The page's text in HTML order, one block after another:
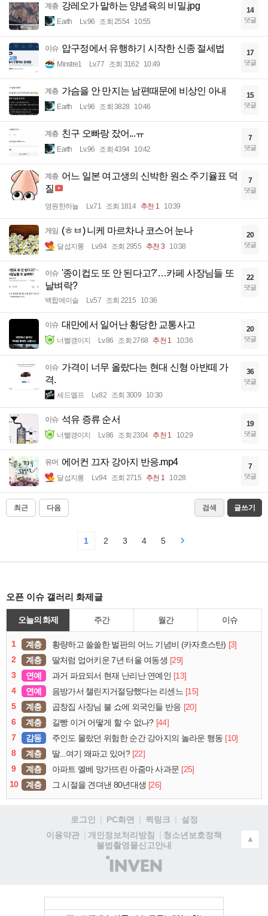
계층 강레오가 말하는 양념육의 비밀.jpg
Earth Lv.96 조회 2554 10:55
14
댓글
이슈 압구정에서 유행하기 시작한 신종 절세법
Minstre1 Lv.77 조회 3162 10:49
17
댓글
계층 가슴을 안 만지는 남편때문에 비상인 아내
Earth Lv.96 조회 3828 10:46
15
댓글
계층 친구 오빠랑 잤어...ㅠ
Earth Lv.96 조회 4394 10:42
7
댓글
계층 어느 일본 여고생의 신박한 원소 주기율표 덕
질
영원한하늘 Lv.71 조회 1814 추천 1 10:39
7
댓글
게임 (ㅎㅂ) 니케 마르차나 코스어 눈나
달섭지롱 Lv.94 조회 2955 추천 3 10:38
20
댓글
이슈 '종이컵도 또 안 된다고?'…카페 사장님들 또
날벼락?
백합에이슬 Lv.57 조회 2215 10:36
22
댓글
이슈 대만에서 일어난 황당한 교통사고
너빨갱이지 Lv.86 조회 2768 추천 1 10:36
20
댓글
이슈 가격이 너무 올랐다는 현대 신형 아반떼 가
격.
세드엘프 Lv.82 조회 3009 10:30
36
댓글
이슈 석유 증류 순서
너빨갱이지 Lv.86 조회 2304 추천 1 10:29
19
댓글
유머 에어컨 끄자 강아지 반응.mp4
달섭지롱 Lv.94 조회 2715 추천 1 10:28
7
댓글
최근 다음 검색 글쓰기
1 2 3 4 5
오픈 이슈 갤러리 화제글
오늘의 화제 주간 월간 이슈
1 계층 황량하고 쓸쓸한 벌판의 어느 기념비 (카자흐스탄) [3]
2
계층 딸처럼 업어키운 7년 터울 여동생 [29]
3
연예 과거 파묘되서 현재 난리난 연예인 [13]
4
연예 음방가서 챌린지거절당했다는 리센느 [15]
5
계층 곱창집 사장님 불 쇼에 외국인들 반응 [20]
6
계층 길빵 이거 어떻게 할 수 없나? [44]
7
감동 주인도 몰랐던 위험한 순간 강아지의 놀라운 행동 [10]
8
계층 딸...여기 왜파고 있어? [22]
9
계층 아파트 엘베 망가뜨린 아줌마 사과문 [25]
10
계층 그 시절을 견뎌낸 80년대생 [26]
로그인 PC화면 퀵링크
설정
이용약관
개인정보처리방침
청소년보호정책
불법촬영물신고안내
(주)
인
▲